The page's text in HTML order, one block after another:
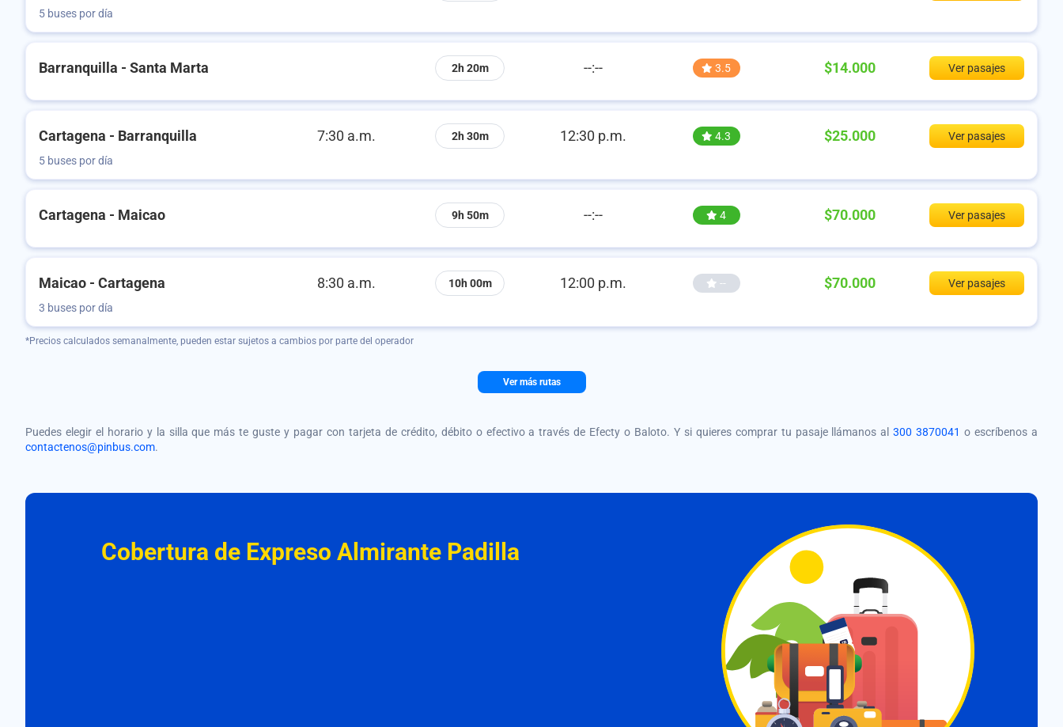
5 buses por día
Barranquilla - Santa Marta 2h 20m --:-- 3.5 $14.000 Ver pasajes
Cartagena - Barranquilla 7:30 a.m. 2h 30m 12:30 p.m. 4.3 $25.000
Ver pasajes
5 buses por día
Cartagena - Maicao 9h 50m --:-- 4 $70.000 Ver pasajes
Maicao - Cartagena 8:30 a.m. 10h 00m 12:00 p.m. -- $70.000
Ver pasajes
3 buses por día
*Precios calculados semanalmente, pueden estar sujetos a cambios por parte del operador
Ver más rutas
Puedes elegir el horario y la silla que más te guste y pagar con tarjeta de crédito, débito o efectivo a través de Efecty o Baloto. Y si quieres comprar tu pasaje llámanos al300 3870041 o escríbenos a
contactenos@pinbus.com.
Cobertura de Expreso Almirante Padilla